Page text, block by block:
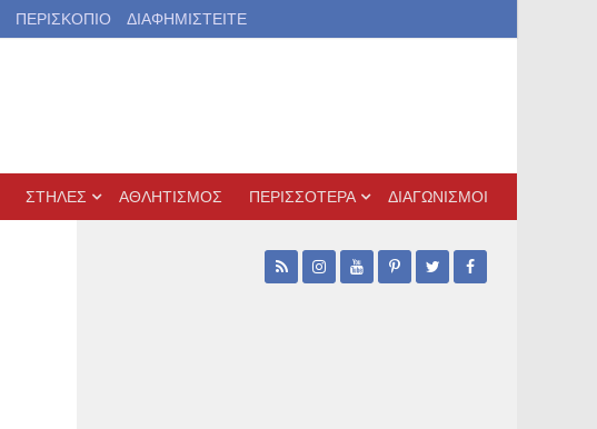
ΠΕΡΙΣΚΟΠΙΟ ΔΙΑΦΗΜΙΣΤΕΙΤΕ
ΣΤΗΛΕΣ ΑΘΛΗΤΙΣΜΟΣ ΠΕΡΙΣΣΟΤΕΡΑ ΔΙΑΓΩΝΙΣΜΟΙ